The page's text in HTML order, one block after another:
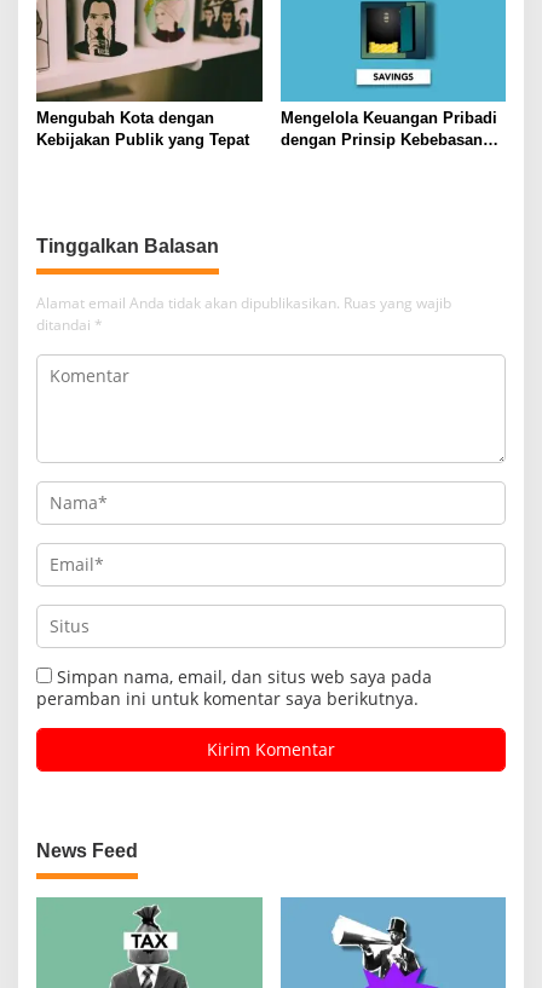
Mengubah Kota dengan
Kebijakan Publik yang Tepat
Mengelola Keuangan Pribadi
dengan Prinsip Kebebasan
Tinggalkan Balasan
Alamat email Anda tidak akan dipublikasikan. Ruas yang wajib
ditandai *
Simpan nama, email, dan situs web saya pada
peramban ini untuk komentar saya berikutnya.
News Feed